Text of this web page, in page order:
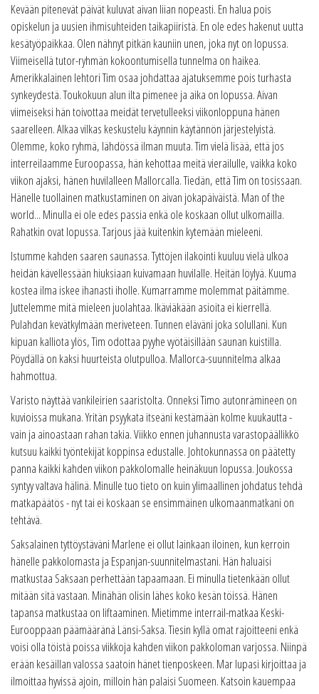
Kevään pitenevät päivät kuluvat aivan liian nopeasti. En halua pois
opiskelun ja uusien ihmisuhteiden taikapiiristä. En ole edes hakenut uutta
kesätyöpaikkaa. Olen nähnyt pitkän kauniin unen, joka nyt on lopussa.
Viimeisellä tutor-ryhmän kokoontumisella tunnelma on haikea.
Amerikkalainen lehtori Tim osaa johdattaa ajatuksemme pois turhasta
synkeydestä. Toukokuun alun ilta pimenee ja aika on lopussa. Aivan
viimeiseksi hän toivottaa meidät tervetulleeksi viikonloppuna hänen
saarelleen. Alkaa vilkas keskustelu käynnin käytännön järjestelyistä.
Olemme, koko ryhmä, lähdössä ilman muuta. Tim vielä lisää, että jos
interreilaamme Euroopassa, hän kehottaa meitä vierailulle, vaikka koko
viikon ajaksi, hänen huvilalleen Mallorcalla. Tiedän, että Tim on tosissaan.
Hänelle tuollainen matkustaminen on aivan jokapäiväistä. Man of the
world... Minulla ei ole edes passia enkä ole koskaan ollut ulkomailla.
Rahatkin ovat lopussa. Tarjous jää kuitenkin kytemään mieleeni.
Istumme kahden saaren saunassa. Tyttöjen ilakointi kuuluu vielä ulkoa
heidän kävellessään hiuksiaan kuivamaan huvilalle. Heitän löylyä. Kuuma
kostea ilma iskee ihanasti iholle. Kumarramme molemmat päitämme.
Juttelemme mitä mieleen juolahtaa. Ikäviäkään asioita ei kierrellä.
Pulahdan kevätkylmään meriveteen. Tunnen eläväni joka solullani. Kun
kipuan kalliota ylös, Tim odottaa pyyhe vyötäisillään saunan kuistilla.
Pöydällä on kaksi huurteista olutpulloa. Mallorca-suunnitelma alkaa
hahmottua.
Varisto näyttää vankileirien saaristolta. Onneksi Timo autonrämineen on
kuvioissa mukana. Yritän psyykata itseäni kestämään kolme kuukautta -
vain ja ainoastaan rahan takia. Viikko ennen juhannusta varastopäällikkö
kutsuu kaikki työntekijät koppinsa edustalle. Johtokunnassa on päätetty
panna kaikki kahden viikon pakkolomalle heinäkuun lopussa. Joukossa
syntyy valtava hälinä. Minulle tuo tieto on kuin ylimaallinen johdatus tehdä
matkapäätös - nyt tai ei koskaan se ensimmäinen ulkomaanmatkani on
tehtävä.
Saksalainen tyttöystäväni Marlene ei ollut lainkaan iloinen, kun kerroin
hänelle pakkolomasta ja Espanjan-suunnitelmastani. Hän haluaisi
matkustaa Saksaan perhettään tapaamaan. Ei minulla tietenkään ollut
mitään sitä vastaan. Minähän olisin lähes koko kesän töissä. Hänen
tapansa matkustaa on liftaaminen. Mietimme interrail-matkaa Keski-
Eurooppaan päämääränä Länsi-Saksa. Tiesin kyllä omat rajoitteeni enkä
voisi olla töistä poissa viikkoja kahden viikon pakkoloman varjossa. Niinpä
erään kesäillan valossa saatoin hänet tienposkeen. Mar lupasi kirjoittaa ja
ilmoittaa hyvissä ajoin, milloin hän palaisi Suomeen. Katsoin kauempaa